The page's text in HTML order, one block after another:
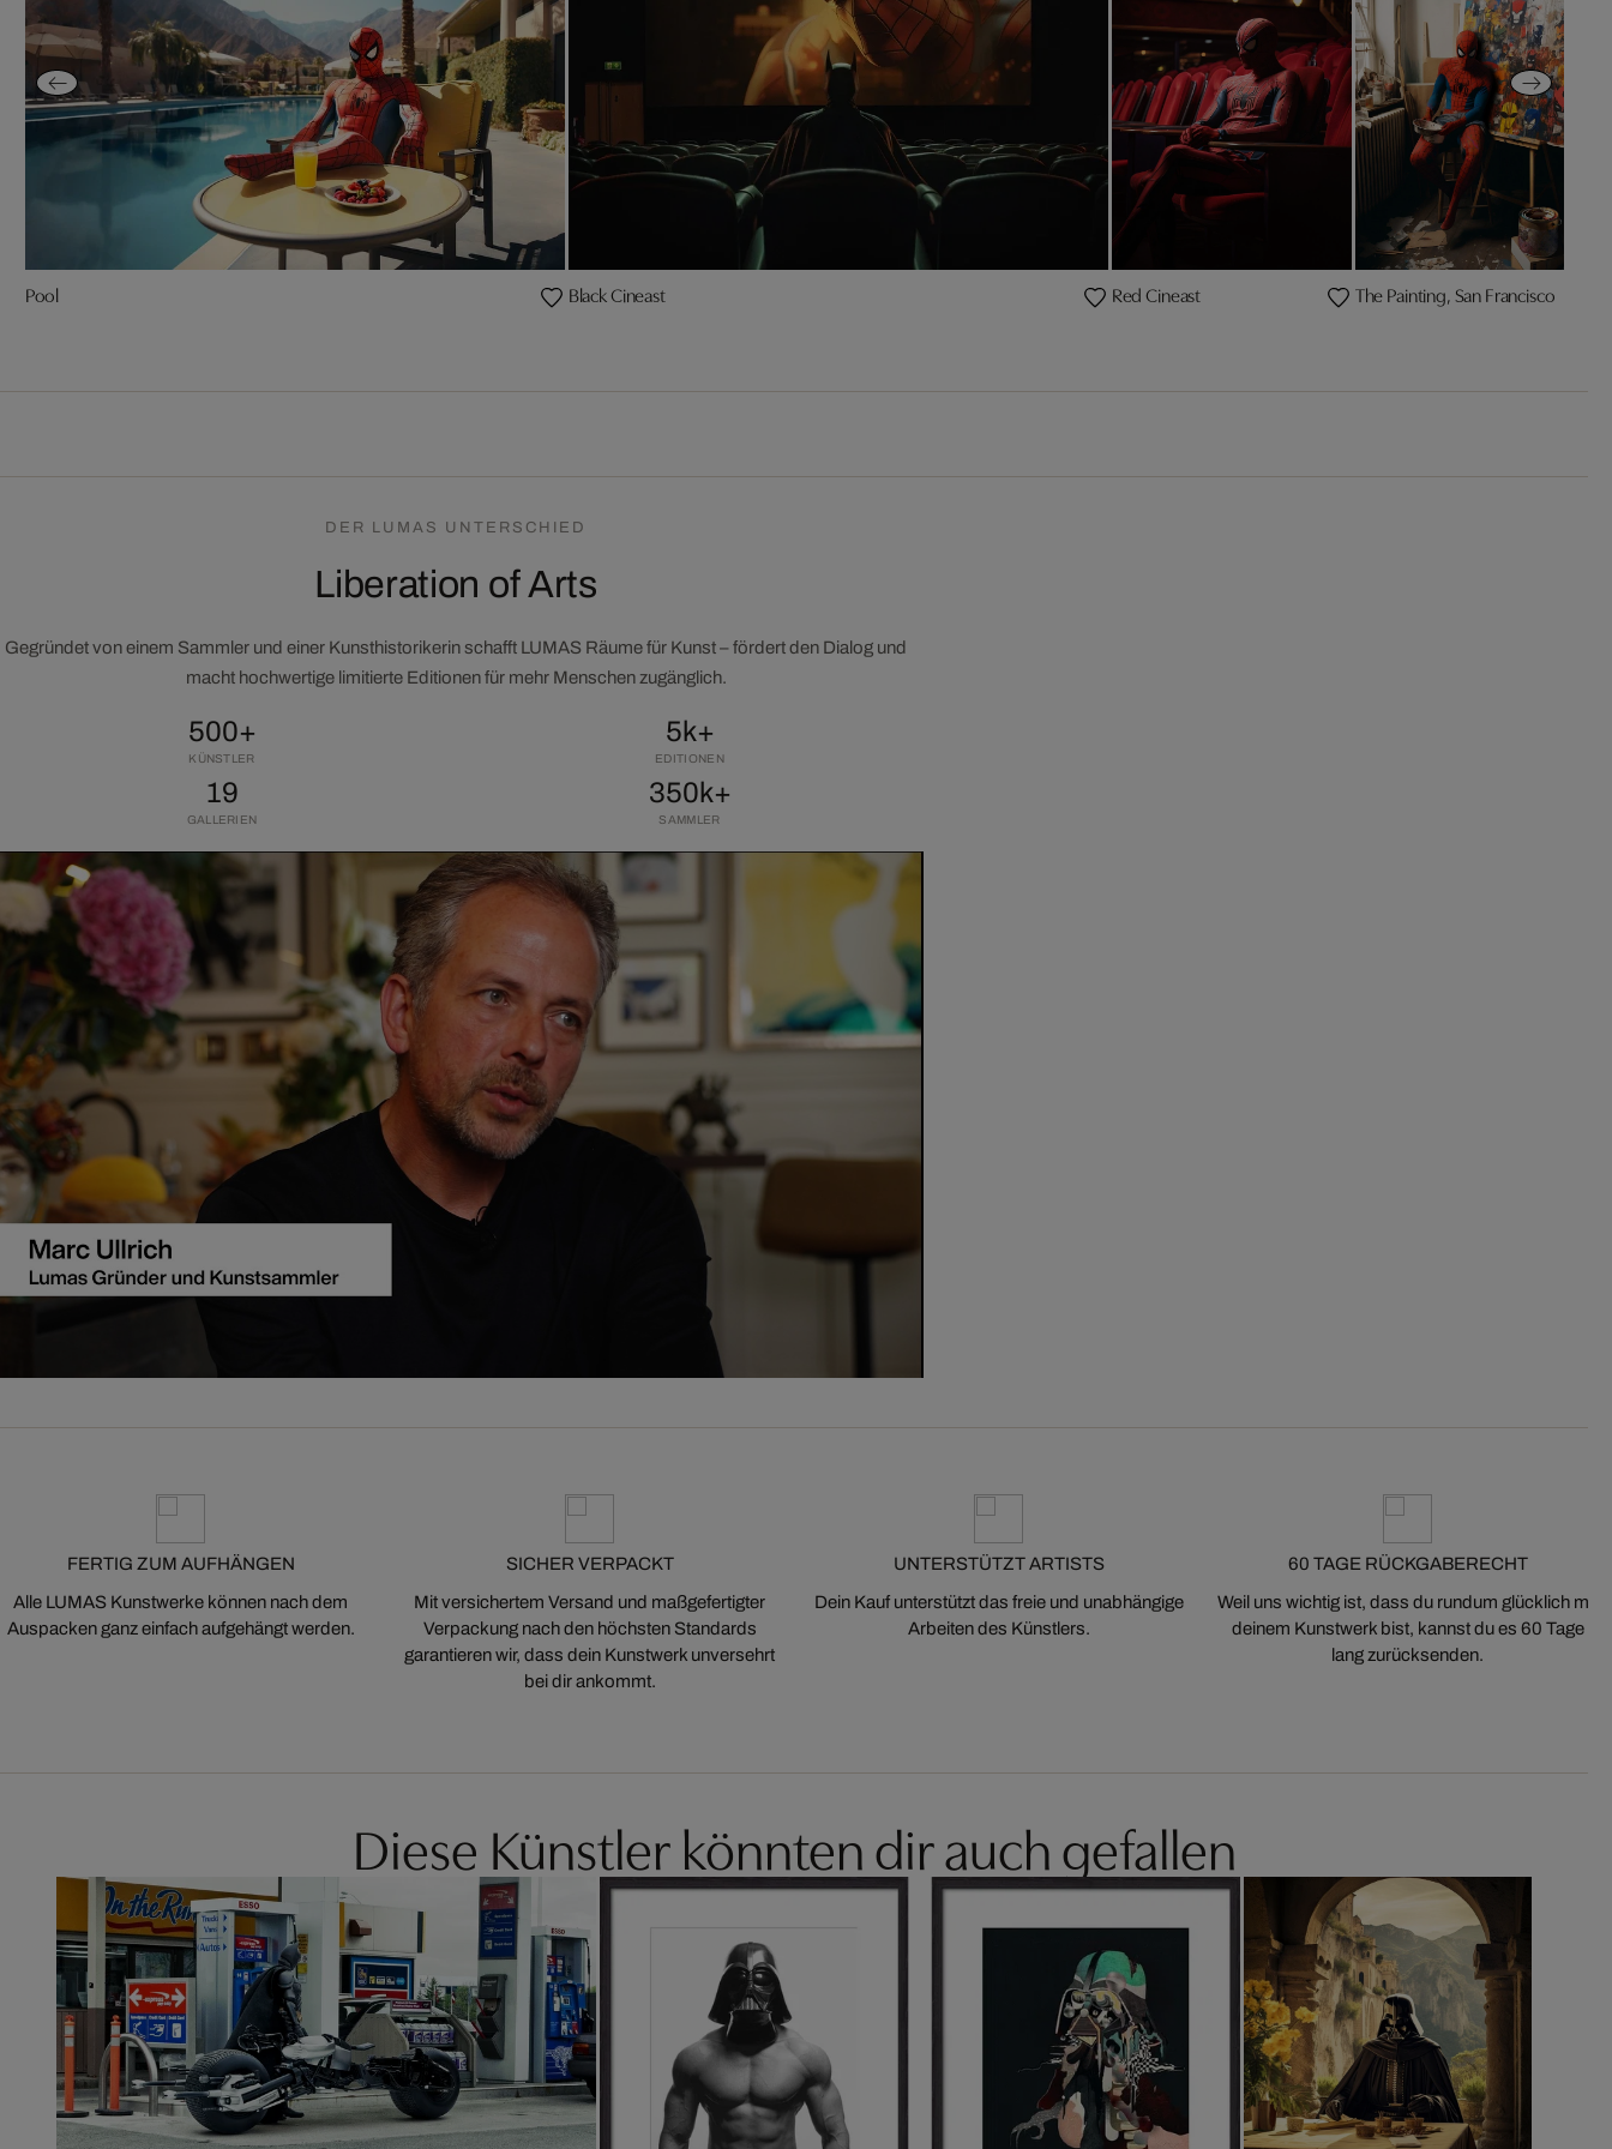
Pool Black Cineast Red Cineast The Painting, San Francisco
DER LUMAS UNTERSCHIED
Liberation of Arts
Gegründet von einem Sammler und einer Kunsthistorikerin schafft LUMAS Räume für Kunst – fördert den Dialog und
macht hochwertige limitierte Editionen für mehr Menschen zugänglich.
500+
KÜNSTLER
5k+
EDITIONEN
19
GALLERIEN
350k+
SAMMLER
FERTIG ZUM AUFHÄNGEN
Alle LUMAS Kunstwerke können nach dem
Auspacken ganz einfach aufgehängt werden.
SICHER VERPACKT
Mit versichertem Versand und maßgefertigter
Verpackung nach den höchsten Standards
garantieren wir, dass dein Kunstwerk unversehrt
bei dir ankommt.
UNTERSTÜTZT ARTISTS
Dein Kauf unterstützt das freie und unabhängige
Arbeiten des Künstlers.
60 TAGE RÜCKGABERECHT
Weil uns wichtig ist, dass du rundum glücklich mit
deinem Kunstwerk bist, kannst du es 60 Tage
lang zurücksenden.
Diese Künstler könnten dir auch gefallen